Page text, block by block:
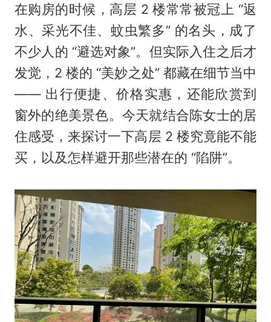
在购房的时候，高层 2 楼常常被冠上 “返
水、采光不佳、蚊虫繁多” 的名头，成了
不少人的 “避选对象”。但实际入住之后才
发觉，2 楼的 “美妙之处” 都藏在细节当中
—— 出行便捷、价格实惠，还能欣赏到
窗外的绝美景色。今天就结合陈女士的居
住感受，来探讨一下高层 2 楼究竟能不能
买，以及怎样避开那些潜在的 “陷阱”。